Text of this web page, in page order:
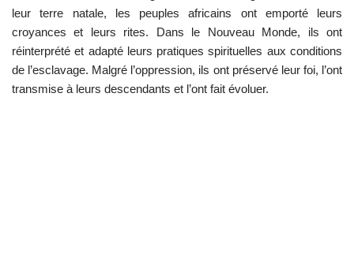
leur terre natale, les peuples africains ont emporté leurs
croyances et leurs rites. Dans le Nouveau Monde, ils ont
réinterprété et adapté leurs pratiques spirituelles aux conditions
de l’esclavage. Malgré l’oppression, ils ont préservé leur foi, l’ont
transmise à leurs descendants et l’ont fait évoluer.